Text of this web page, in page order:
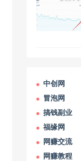
中创网
冒泡网
搞钱副业
福缘网
网赚交流
网赚教程